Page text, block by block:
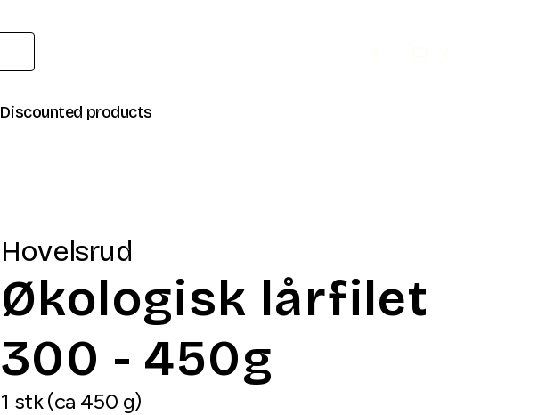
Discounted products
Hovelsrud
Økologisk lårfilet
300 - 450g
1 stk(ca 450 g)